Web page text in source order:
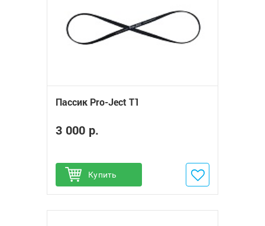
Пассик Pro-Ject T1
3 000 р.
Купить
Добавить в избранное